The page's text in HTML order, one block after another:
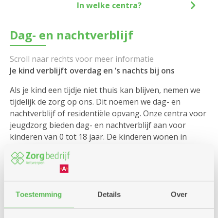
Toestemming Details Over
Dag- en nachtverblijf
Je kind verblijft overdag en ’s nachts bij ons
Als je kind een tijdje niet thuis kan blijven, nemen we
tijdelijk de zorg op ons. Dit noemen we dag- en
nachtverblijf of residentiële opvang. Onze centra voor
jeugdzorg bieden dag- en nachtverblijf aan voor
kinderen van 0 tot 18 jaar. De kinderen wonen in
kinderen. Sommige kinderen of jongeren verblijven bij
ons op vraag van het Ondersteuningscentrum
Jeugdzorg (OCJ) / Vertrouwenscentrum
Kindermishandeling (VK) of de Jeugdrechtbank.
In welke centra?